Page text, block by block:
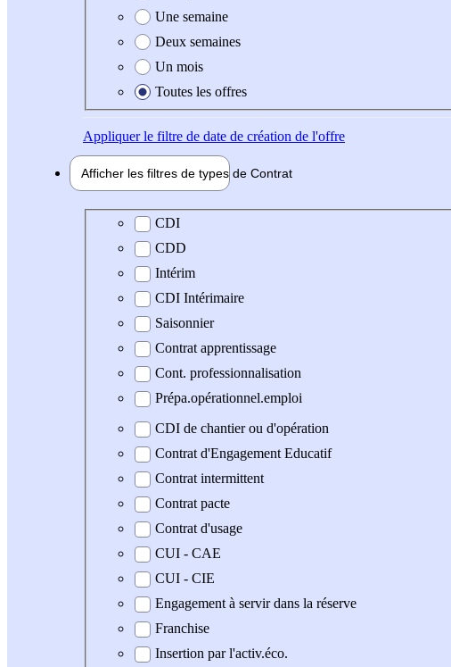
Une semaine
Deux semaines
Un mois
Toutes les offres
Appliquerle filtre de date de création de l'offre
Afficher les filtres de types de Contrat
Type de contrat
CDI
CDD
Intérim
CDI Intérimaire
Saisonnier
Contrat apprentissage
Cont. professionnalisation
Prépa.opérationnel.emploi
CDI de chantier ou d'opération
Contrat d'Engagement Educatif
Contrat intermittent
Contrat pacte
Contrat d'usage
CUI - CAE
CUI - CIE
Engagement à servir dans la réserve
Franchise
Insertion par l'activ.éco.